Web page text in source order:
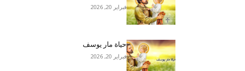
فبراير 20, 2026
حياة مار يوسف
فبراير 20, 2026